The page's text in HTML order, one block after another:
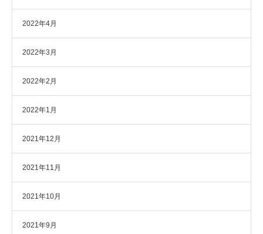
2022年4月
2022年3月
2022年2月
2022年1月
2021年12月
2021年11月
2021年10月
2021年9月